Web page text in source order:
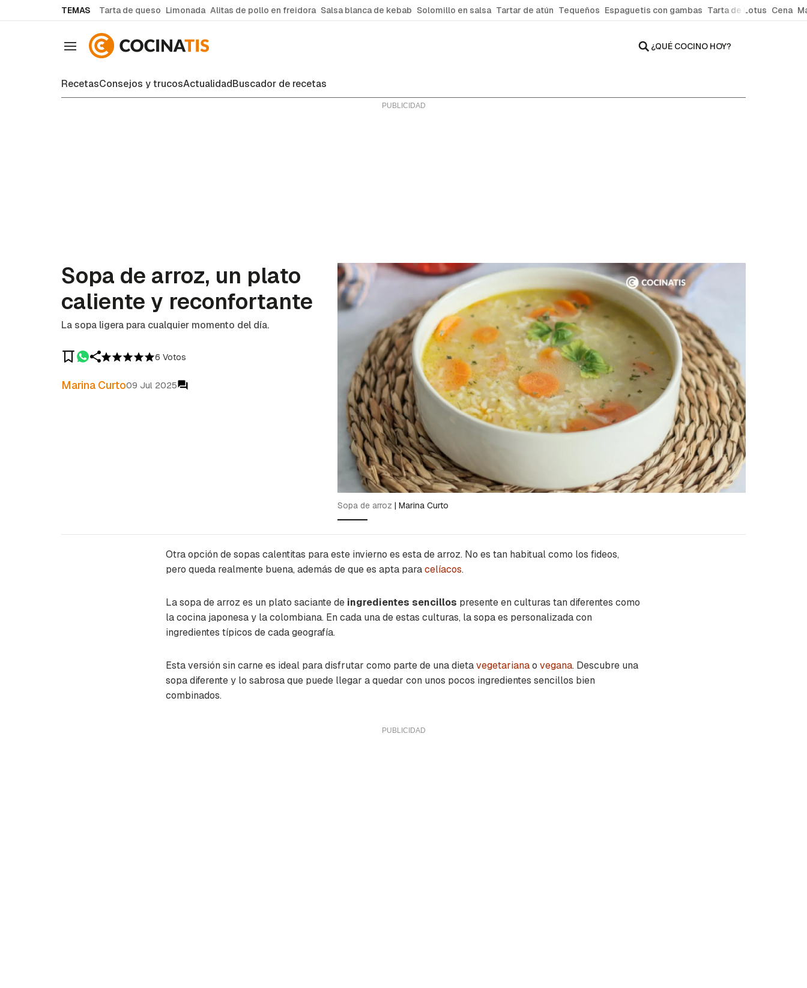
TEMAS Tarta de queso Limonada Alitas de pollo en freidora Salsa blanca de kebab Solomillo en salsa Tartar de atún Tequeños Espaguetis con gambas Tarta de Lotus Cena
Navegación ¿QUÉ COCINO HOY?
RecetasConsejos y trucosActualidadBuscador de recetas
Sopa de arroz, un plato
caliente y reconfortante
La sopa ligera para cualquier momento del día.
6 Votos
Marina Curto09 Jul 2025
Sopa de arroz | Marina Curto
Otra opción de sopas calentitas para este invierno es esta de arroz. No es tan habitual como los fideos,
pero queda realmente buena, además de que es apta paracelíacos.
La sopa de arroz es un plato saciante de ingredientes sencillos presente en culturas tan diferentes como
la cocina japonesa y la colombiana. En cada una de estas culturas, la sopa es personalizada con
ingredientes típicos de cada geografía.
Esta versión sin carne es ideal para disfrutar como parte de una dietavegetarianao vegana. Descubre una
sopa diferente y lo sabrosa que puede llegar a quedar con unos pocos ingredientes sencillos bien
combinados.